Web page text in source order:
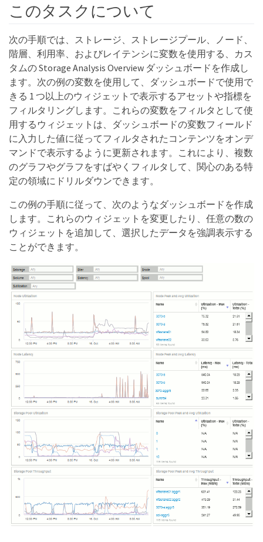
このタスクについて
次の手順では、ストレージ、ストレージプール、ノード、
階層、利用率、およびレイテンシに変数を使用する、カス
タムの Storage Analysis Overview ダッシュボードを作成し
ます。次の例の変数を使用して、ダッシュボードで使用で
きる 1 つ以上のウィジェットで表示するアセットや指標を
フィルタリングします。これらの変数をフィルタとして使
用するウィジェットは、ダッシュボードの変数フィールド
に入力した値に従ってフィルタされたコンテンツをオンデ
マンドで表示するように更新されます。これにより、複数
のグラフやグラフをすばやくフィルタして、関心のある特
定の領域にドリルダウンできます。
この例の手順に従って、次のようなダッシュボードを作成
します。これらのウィジェットを変更したり、任意の数の
ウィジェットを追加して、選択したデータを強調表示する
ことができます。